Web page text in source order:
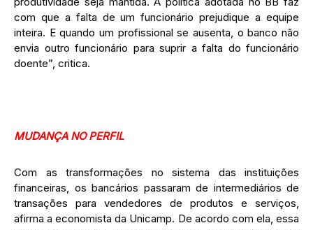
com que a falta de um funcionário prejudique a equipe
inteira. E quando um profissional se ausenta, o banco não
envia outro funcionário para suprir a falta do funcionário
doente”, critica.
MUDANÇA NO PERFIL
Com as transformações no sistema das instituições
financeiras, os bancários passaram de intermediários de
transações para vendedores de produtos e serviços,
afirma a economista da Unicamp. De acordo com ela, essa